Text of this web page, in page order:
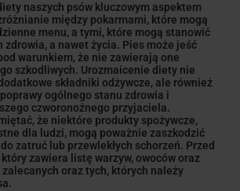
naszych psów kluczowym aspektem
między pokarmami, które mogą
menu, a tymi, które mogą stanowić
zdrowia, a nawet życia. Pies może jeść
warunkiem, że nie zawierają one
szkodliwych. Urozmaicenie diety nie
składniki odżywcze, ale również
ogólnego stanu zdrowia i
czworonożnego przyjaciela.
że niektóre produkty spożywcze,
dla ludzi, mogą poważnie zaszkodzić
zatruć lub przewlekłych schorzeń. Przed
zawiera listę warzyw, owoców oraz
oraz tych, których należy